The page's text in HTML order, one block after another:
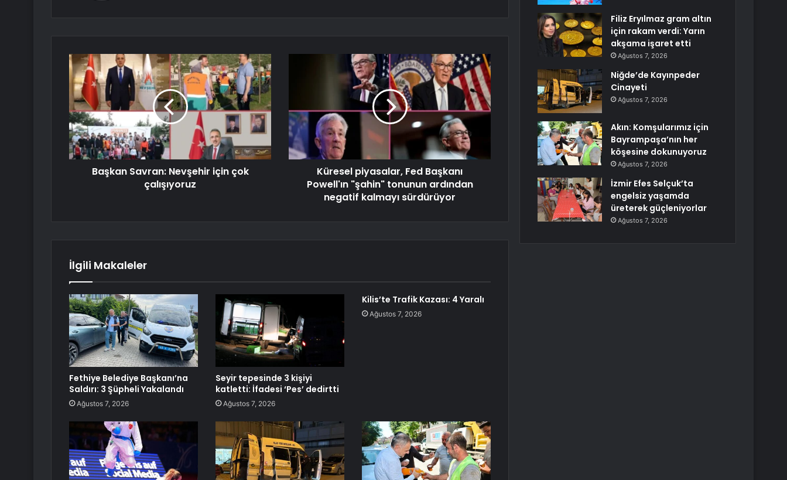
Başkan Savran: Nevşehir için çok
çalışıyoruz
Küresel piyasalar, Fed Başkanı
Powell'ın "şahin" tonunun ardından
negatif kalmayı sürdürüyor
İlgili Makaleler
Fethiye Belediye Başkanı’na
Saldırı: 3 Şüpheli Yakalandı
Ağustos 7, 2026
Seyir tepesinde 3 kişiyi
katletti: İfadesi ‘Pes’ dedirtti
Ağustos 7, 2026
Kilis’te Trafik Kazası: 4 Yaralı
Ağustos 7, 2026
Filiz Eryılmaz gram altın
için rakam verdi: Yarın
akşama işaret etti
Ağustos 7, 2026
Niğde’de Kayınpeder
Cinayeti
Ağustos 7, 2026
Akın: Komşularımız için
Bayrampaşa’nın her
köşesine dokunuyoruz
Ağustos 7, 2026
İzmir Efes Selçuk’ta
engelsiz yaşamda
üreterek güçleniyorlar
Ağustos 7, 2026